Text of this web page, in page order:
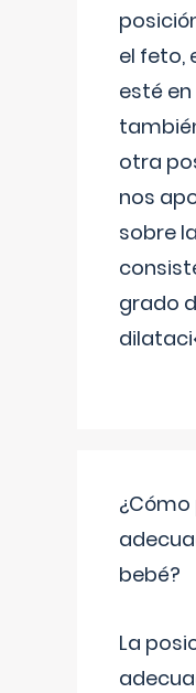
el feto,
esté
otra
nos
sobre
grado
bebé?
La